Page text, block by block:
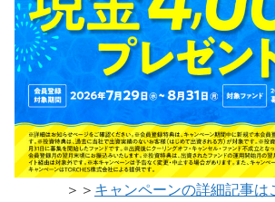
＞＞ キャンペーンの詳細記事は